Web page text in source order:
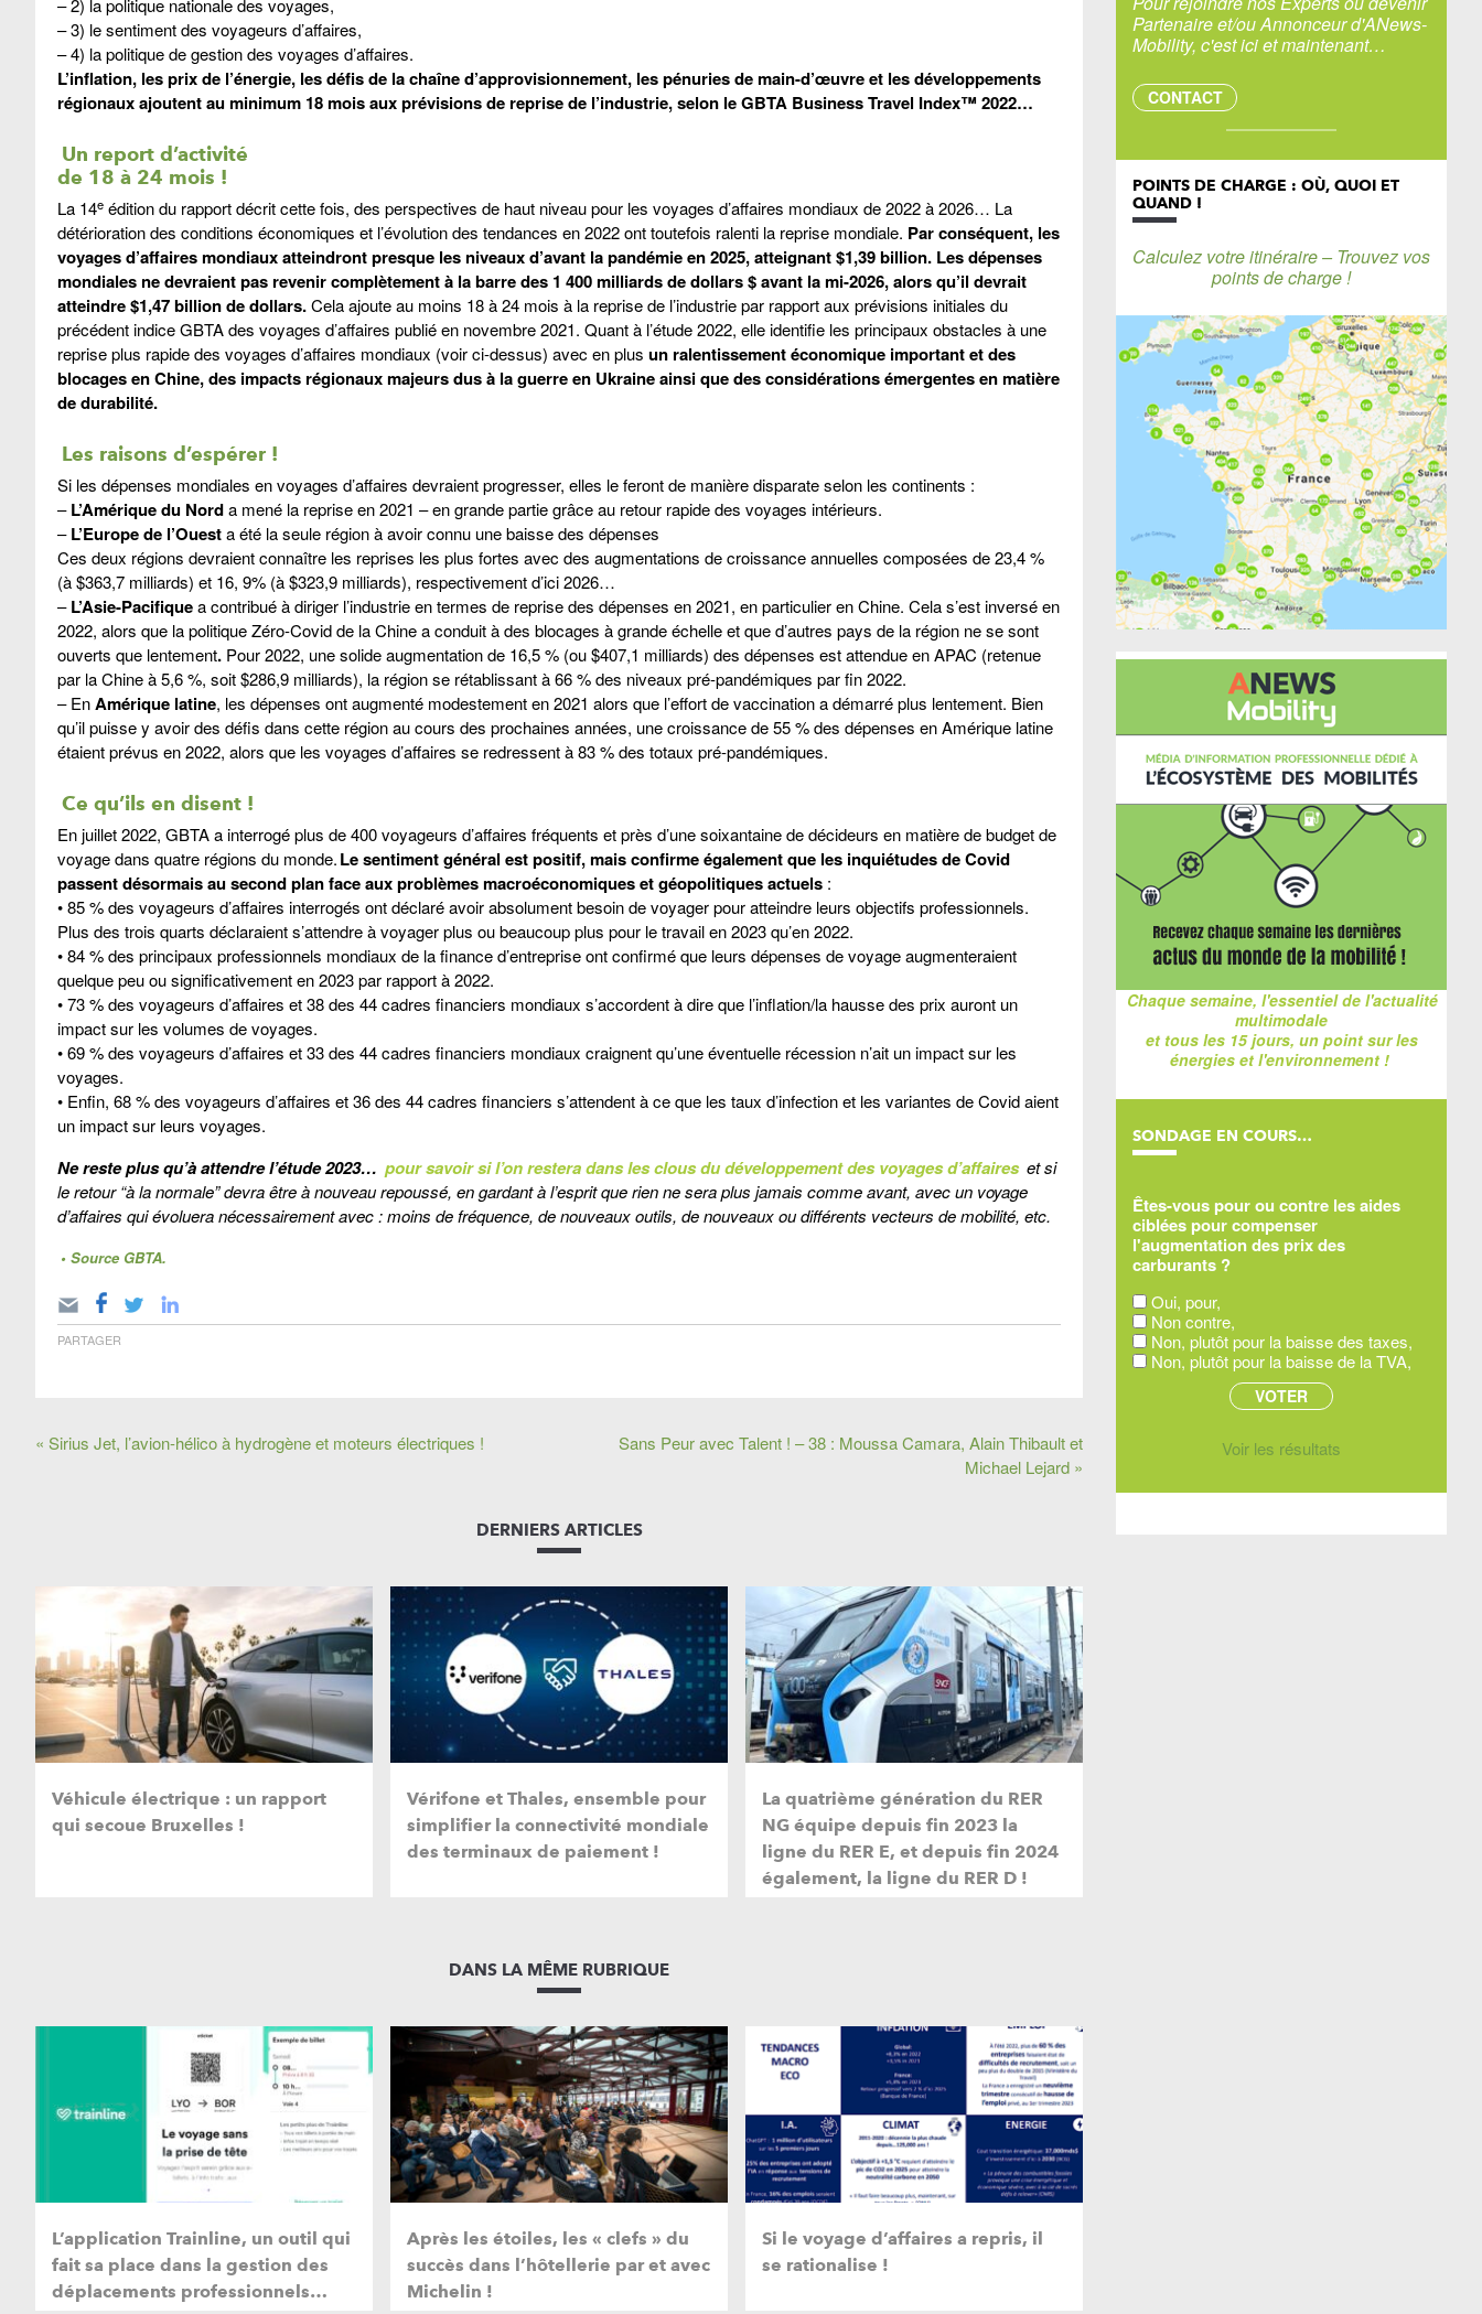
– 2) la politique nationale des voyages,
– 3) le sentiment des voyageurs d’affaires,
– 4) la politique de gestion des voyages d’affaires.
L’inflation, les prix de l’énergie, les défis de la chaîne d’approvisionnement, les pénuries de main-d’œuvre et les développements
régionaux ajoutent au minimum 18 mois aux prévisions de reprise de l’industrie, selon le GBTA Business Travel Index™ 2022…
Un report d’activité
de 18 à 24 mois !
La 14e édition du rapport décrit cette fois, des perspectives de haut niveau pour les voyages d’affaires mondiaux de 2022 à 2026… La
détérioration des conditions économiques et l’évolution des tendances en 2022 ont toutefois ralenti la reprise mondiale. Par conséquent, les
voyages d’affaires mondiaux atteindront presque les niveaux d’avant la pandémie en 2025, atteignant $1,39 billion. Les dépenses
mondiales ne devraient pas revenir complètement à la barre des 1 400 milliards de dollars $ avant la mi-2026, alors qu’il devrait
atteindre $1,47 billion de dollars.Cela ajoute au moins 18 à 24 mois à la reprise de l’industrie par rapport aux prévisions initiales du
précédent indice GBTA des voyages d’affaires publié en novembre 2021. Quant à l’étude 2022, elle identifie les principaux obstacles à une
reprise plus rapide des voyages d’affaires mondiaux (voir ci-dessus) avec en plus un ralentissement économique important et des
blocages en Chine, des impacts régionaux majeurs dus à la guerre en Ukraine ainsi que des considérations émergentes en matière
de durabilité.
Les raisons d’espérer !
Si les dépenses mondiales en voyages d’affaires devraient progresser, elles le feront de manière disparate selon les continents :
–L’Amérique du Norda mené la reprise en 2021 – en grande partie grâce au retour rapide des voyages intérieurs.
–L’Europe de l’Ouesta été la seule région à avoir connu une baisse des dépenses
Ces deux régions devraient connaître les reprises les plus fortes avec des augmentations de croissance annuelles composées de 23,4 %
(à $363,7 milliards) et 16, 9% (à $323,9 milliards), respectivement d’ici 2026…
–L’Asie-Pacifiquea contribué à diriger l’industrie en termes de reprise des dépenses en 2021, en particulier en Chine. Cela s’est inversé en
2022, alors que la politique Zéro-Covid de la Chine a conduit à des blocages à grande échelle et que d’autres pays de la région ne se sont
ouverts que lentement. Pour 2022, une solide augmentation de 16,5 % (ou $407,1 milliards) des dépenses est attendue en APAC (retenue
par la Chine à 5,6 %, soit $286,9 milliards), la région se rétablissant à 66 % des niveaux pré-pandémiques par fin 2022.
– EnAmérique latine, les dépenses ont augmenté modestement en 2021 alors que l’effort de vaccination a démarré plus lentement. Bien
qu’il puisse y avoir des défis dans cette région au cours des prochaines années, une croissance de 55 % des dépenses en Amérique latine
étaient prévus en 2022, alors que les voyages d’affaires se redressent à 83 % des totaux pré-pandémiques.
Ce qu’ils en disent !
En juillet 2022, GBTA a interrogé plus de 400 voyageurs d’affaires fréquents et près d’une soixantaine de décideurs en matière de budget de
voyage dans quatre régions du monde.Le sentiment général est positif, mais confirme également que les inquiétudes de Covid
passent désormais au second plan face aux problèmes macroéconomiques et géopolitiques actuels :
• 85 % des voyageurs d’affaires interrogés ont déclaré avoir absolument besoin de voyager pour atteindre leurs objectifs professionnels.
Plus des trois quarts déclaraient s’attendre à voyager plus ou beaucoup plus pour le travail en 2023 qu’en 2022.
• 84 % des principaux professionnels mondiaux de la finance d’entreprise ont confirmé que leurs dépenses de voyage augmenteraient
quelque peu ou significativement en 2023 par rapport à 2022.
• 73 % des voyageurs d’affaires et 38 des 44 cadres financiers mondiaux s’accordent à dire que l’inflation/la hausse des prix auront un
impact sur les volumes de voyages.
• 69 % des voyageurs d’affaires et 33 des 44 cadres financiers mondiaux craignent qu’une éventuelle récession n’ait un impact sur les
voyages.
• Enfin, 68 % des voyageurs d’affaires et 36 des 44 cadres financiers s’attendent à ce que les taux d’infection et les variantes de Covid aient
un impact sur leurs voyages.
Ne reste plus qu’à attendre l’étude 2023… pour savoir si l’on restera dans les clous du développement des voyages d’affaires et si
le retour “à la normale” devra être à nouveau repoussé, en gardant à l’esprit que rien ne sera plus jamais comme avant, avec un voyage
d’affaires qui évoluera nécessairement avec : moins de fréquence, de nouveaux outils, de nouveaux ou différents vecteurs de mobilité, etc.
• Source GBTA.
PARTAGER
« Sirius Jet, l’avion-hélico à hydrogène et moteurs électriques !
Sans Peur avec Talent ! – 38 : Moussa Camara, Alain Thibault et
Michael Lejard »
DERNIERS ARTICLES
Véhicule électrique : un rapport
qui secoue Bruxelles !
Vérifone et Thales, ensemble pour
simplifier la connectivité mondiale
des terminaux de paiement !
La quatrième génération du RER
NG équipe depuis fin 2023 la
ligne du RER E, et depuis fin 2024
également, la ligne du RER D !
DANS LA MÊME RUBRIQUE
L’application Trainline, un outil qui
fait sa place dans la gestion des
déplacements professionnels…
Après les étoiles, les « clefs » du
succès dans l’hôtellerie par et avec
Michelin !
Si le voyage d’affaires a repris, il
se rationalise !
Partenaire et/ou Annonceur d'ANews-
Mobility, c'est ici et maintenant…
CONTACT
POINTS DE CHARGE : OÙ, QUOI ET
QUAND !
Calculez votre itinéraire – Trouvez vos
points de charge !
Chaque semaine, l'essentiel de l'actualité
multimodale
et tous les 15 jours, un point sur les
énergies et l'environnement !
SONDAGE EN COURS…
Êtes-vous pour ou contre les aides
ciblées pour compenser
l'augmentation des prix des
carburants ?
Oui, pour,
Non contre,
Non, plutôt pour la baisse des taxes,
Non, plutôt pour la baisse de la TVA,
Voir les résultats